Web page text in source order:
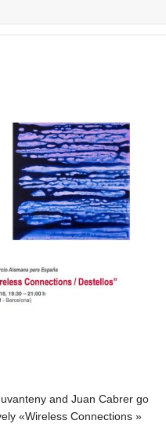
and Juan Cabrer go
«Wireless Connections »